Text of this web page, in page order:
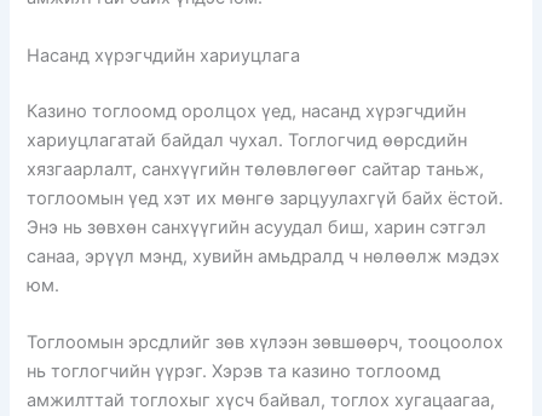
Насанд хүрэгчдийн хариуцлага
Казино тоглоомд оролцох үед, насанд хүрэгчдийн
хариуцлагатай байдал чухал. Тоглогчид өөрсдийн
хязгаарлалт, санхүүгийн төлөвлөгөөг сайтар таньж,
тоглоомын үед хэт их мөнгө зарцуулахгүй байх ёстой.
Энэ нь зөвхөн санхүүгийн асуудал биш, харин сэтгэл
санаа, эрүүл мэнд, хувийн амьдралд ч нөлөөлж мэдэх
юм.
Тоглоомын эрсдлийг зөв хүлээн зөвшөөрч, тооцоолох
нь тоглогчийн үүрэг. Хэрэв та казино тоглоомд
амжилттай тоглохыг хүсч байвал, тоглох хугацаагаа,